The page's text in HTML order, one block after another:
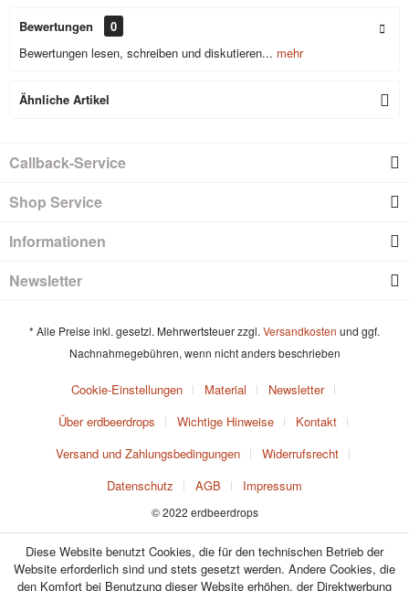
Bewertungen
0
Bewertungen lesen, schreiben und diskutieren... mehr
Ähnliche Artikel
Callback-Service
Shop Service
Informationen
Newsletter
* Alle Preise inkl. gesetzl. Mehrwertsteuer zzgl. Versandkosten und ggf.
Nachnahmegebühren, wenn nicht anders beschrieben
Cookie-Einstellungen Material
Newsletter
Über erdbeerdrops
Wichtige Hinweise
Kontakt
Versand und Zahlungsbedingungen
Widerrufsrecht
Datenschutz
AGB Impressum
© 2022 erdbeerdrops
Diese Website benutzt Cookies, die für den technischen Betrieb der
Website erforderlich sind und stets gesetzt werden. Andere Cookies, die
den Komfort bei Benutzung dieser Website erhöhen, der Direktwerbung